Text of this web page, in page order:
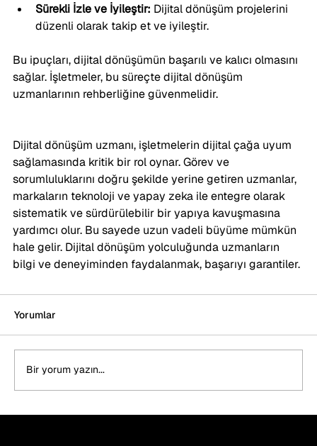
Sürekli İzle ve İyileştir: Dijital dönüşüm projelerini
düzenli olarak takip et ve iyileştir.
Bu ipuçları, dijital dönüşümün başarılı ve kalıcı olmasını
sağlar. İşletmeler, bu süreçte dijital dönüşüm
uzmanlarının rehberliğine güvenmelidir.
Dijital dönüşüm uzmanı, işletmelerin dijital çağa uyum
sağlamasında kritik bir rol oynar. Görev ve
sorumluluklarını doğru şekilde yerine getiren uzmanlar,
markaların teknoloji ve yapay zeka ile entegre olarak
sistematik ve sürdürülebilir bir yapıya kavuşmasına
yardımcı olur. Bu sayede uzun vadeli büyüme mümkün
hale gelir. Dijital dönüşüm yolculuğunda uzmanların
bilgi ve deneyiminden faydalanmak, başarıyı garantiler.
Yorumlar
Bir yorum yazın...